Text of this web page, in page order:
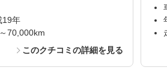
19年
70,000km
このクチコミの詳細を見る